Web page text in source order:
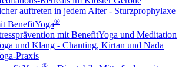
auftreten in jedem Alter - Sturzprophylaxe
BenefitYoga®
mit BenefitYoga und Meditation
und Klang - Chanting, Kirtan und Nada
Praxis